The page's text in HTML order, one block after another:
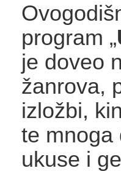
program „
je doveo
žanrova,
izložbi,
te mnoga
ukuse i